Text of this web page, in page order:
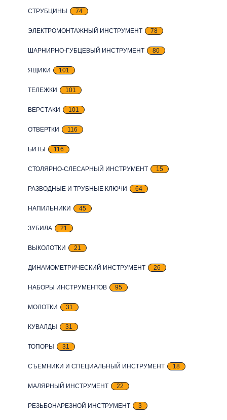
СТРУБЦИНЫ 74
ЭЛЕКТРОМОНТАЖНЫЙ ИНСТРУМЕНТ 78
ШАРНИРНО-ГУБЦЕВЫЙ ИНСТРУМЕНТ 80
ЯЩИКИ 101
ТЕЛЕЖКИ 101
ВЕРСТАКИ 101
ОТВЕРТКИ 116
БИТЫ 116
СТОЛЯРНО-СЛЕСАРНЫЙ ИНСТРУМЕНТ 15
РАЗВОДНЫЕ И ТРУБНЫЕ КЛЮЧИ 64
НАПИЛЬНИКИ 45
ЗУБИЛА 21
ВЫКОЛОТКИ 21
ДИНАМОМЕТРИЧЕСКИЙ ИНСТРУМЕНТ 26
НАБОРЫ ИНСТРУМЕНТОВ 95
МОЛОТКИ 31
КУВАЛДЫ 31
ТОПОРЫ 31
СЪЕМНИКИ И СПЕЦИАЛЬНЫЙ ИНСТРУМЕНТ 18
МАЛЯРНЫЙ ИНСТРУМЕНТ 22
РЕЗЬБОНАРЕЗНОЙ ИНСТРУМЕНТ 3